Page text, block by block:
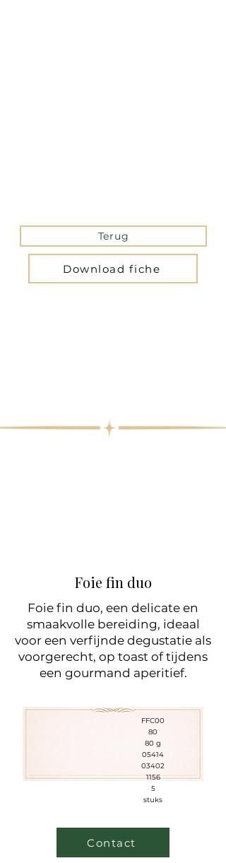
Terug
Download fiche
Foie fin duo
Foie fin duo, een delicate en
smaakvolle bereiding, ideaal
voor een verfijnde degustatie als
voorgerecht, op toast of tijdens
een gourmand aperitief.
FFC00
80
80 g
05414
03402
1156
5
stuks
Contact